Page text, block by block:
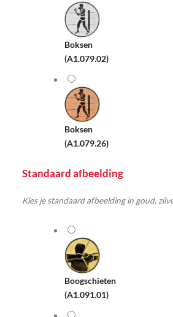
Boksen
(A1.079.02)
Boksen
(A1.079.26)
Standaard afbeelding
Kies je standaard afbeelding in goud,
Boogschieten
(A1.091.01)